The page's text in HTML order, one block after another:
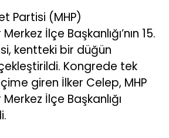
Partisi (MHP)
İlçe Başkanlığı’nın 15.
kentteki bir düğün
Kongrede tek
giren İlker Celep, MHP
İlçe Başkanlığı